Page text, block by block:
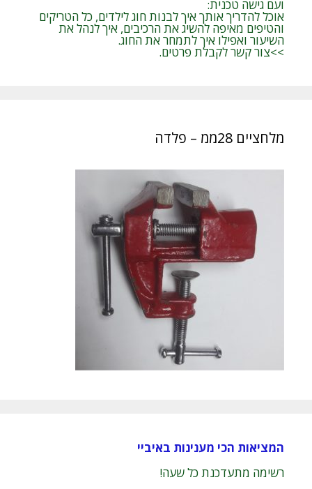
ועם גישה טכנית:
אוכל להדריך אותך איך לבנות חוג לילדים, כל הטריקים
והטיפים מאיפה להשיג את הרכיבים, איך לנהל את
השיעור ואפילו איך לתמחר את החוג.
>>צור קשר לקבלת פרטים.
מלחציים 28ממ – פלדה
המציאות הכי מענינות באיביי
רשימה מתעדכנת כל שעה!